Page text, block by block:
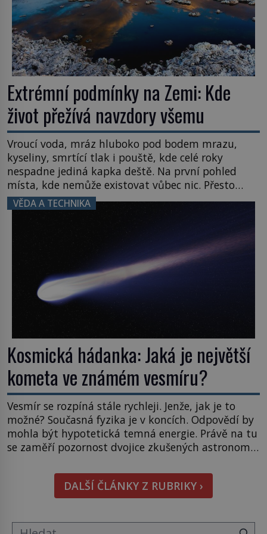
Extrémní podmínky na Zemi: Kde
život přežívá navzdory všemu
Vroucí voda, mráz hluboko pod bodem mrazu,
kyseliny, smrtící tlak i pouště, kde celé roky
nespadne jediná kapka deště. Na první pohled
místa, kde nemůže existovat vůbec nic. Přesto
právě tady vědci objevují organismy, které
posouvají hranice života. Každý nový nález mění
napovídá, kde bychom jednou […]
VĚDA A TECHNIKA
Kosmická hádanka: Jaká je největší
kometa ve známém vesmíru?
Vesmír se rozpíná stále rychleji. Jenže, jak je to
možné? Současná fyzika je v koncích. Odpovědí by
mohla být hypotetická temná energie. Právě na tu
se zaměří pozornost dvojice zkušených astronomů.
hmatatelnějšího. Naprosto rekordní kometu!
Astronomové Pedro Bernardinelli a Gary Bernstein
mravenčí prací zkoumají archivní snímky v rámci
DALŠÍ ČLÁNKY Z RUBRIKY ›